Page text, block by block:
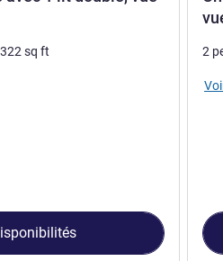
322sq ft 2